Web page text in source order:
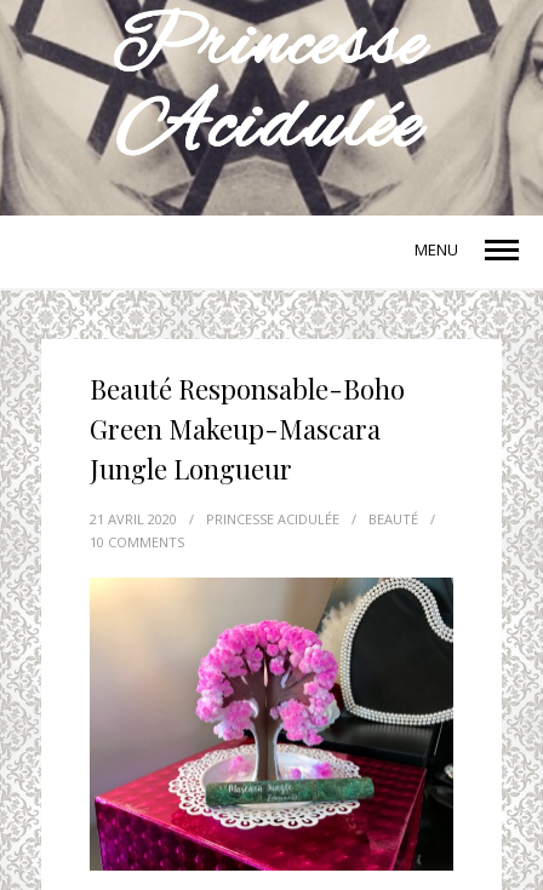
MENU
Beauté Responsable-Boho
Green Makeup-Mascara
Jungle Longueur
21 AVRIL 2020 / PRINCESSE ACIDULÉE / BEAUTÉ
/
10 COMMENTS